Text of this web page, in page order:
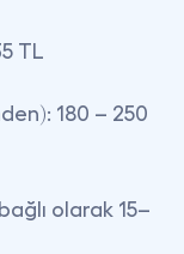
TL
: 180 – 250
olarak 15–